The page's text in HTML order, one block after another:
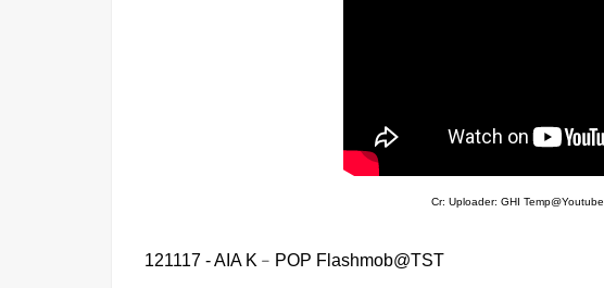
Cr: Uploader: GHI Temp@Youtube
121117 - AIA K﹣POP Flashmob@TST